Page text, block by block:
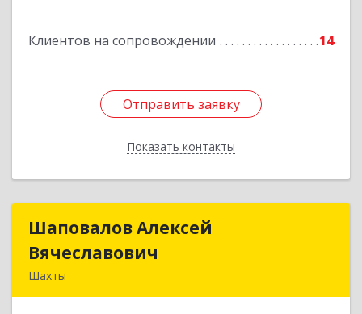
Клиентов на сопровождении 14
Отправить заявку
Показать контакты
Отправить заявку
Назад
Шаповалов Алексей
Вячеславович
Шахты
Шаповалов Алексей